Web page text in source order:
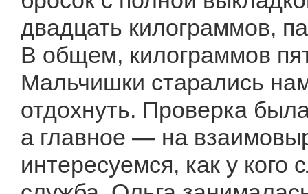
двадцать килограммов,
В общем, килограммов
Мальчишки старались
отдохнуть. Проверка
а главное — на
интересуемся, как у кого